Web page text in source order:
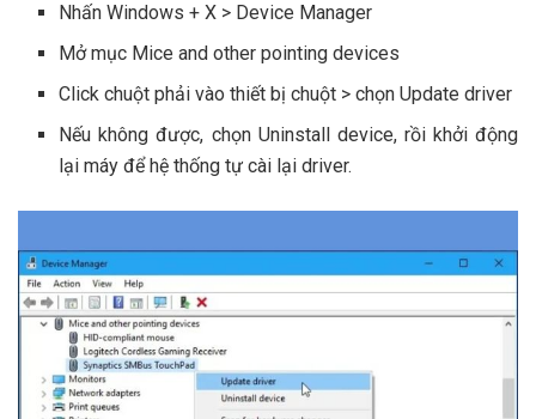
Nhấn Windows + X > Device Manager
Mở mục Mice and other pointing devices
Click chuột phải vào thiết bị chuột > chọn Update driver
Nếu không được, chọn Uninstall device, rồi khởi động
lại máy để hệ thống tự cài lại driver.